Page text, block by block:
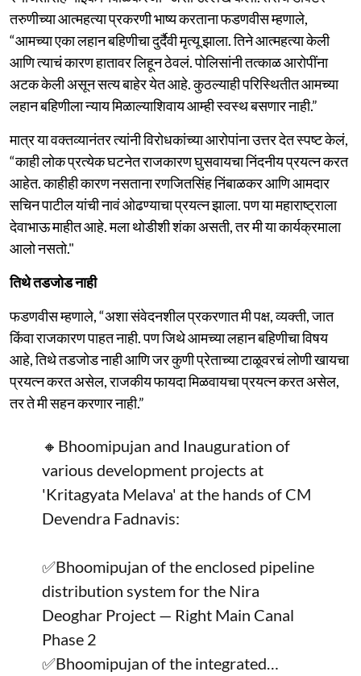
तरुणीच्या आत्महत्या प्रकरणी भाष्य करताना फडणवीस म्हणाले,
“आमच्या एका लहान बहिणीचा दुर्दैवी मृत्यू झाला. तिने आत्महत्या केली
आणि त्याचं कारण हातावर लिहून ठेवलं. पोलिसांनी तत्काळ आरोपींना
अटक केली असून सत्य बाहेर येत आहे. कुठल्याही परिस्थितीत आमच्या
लहान बहिणीला न्याय मिळाल्याशिवाय आम्ही स्वस्थ बसणार नाही.”
मात्र या वक्तव्यानंतर त्यांनी विरोधकांच्या आरोपांना उत्तर देत स्पष्ट केलं,
“काही लोक प्रत्येक घटनेत राजकारण घुसवायचा निंदनीय प्रयत्न करत
आहेत. काहीही कारण नसताना रणजितसिंह निंबाळकर आणि आमदार
सचिन पाटील यांची नावं ओढण्याचा प्रयत्न झाला. पण या महाराष्ट्राला
देवाभाऊ माहीत आहे. मला थोडीशी शंका असती, तर मी या कार्यक्रमाला
आलो नसतो."
तिथे तडजोड नाही
फडणवीस म्हणाले, “अशा संवेदनशील प्रकरणात मी पक्ष, व्यक्ती, जात
किंवा राजकारण पाहत नाही. पण जिथे आमच्या लहान बहिणीचा विषय
आहे, तिथे तडजोड नाही आणि जर कुणी प्रेताच्या टाळूवरचं लोणी खायचा
प्रयत्न करत असेल, राजकीय फायदा मिळवायचा प्रयत्न करत असेल,
तर ते मी सहन करणार नाही.”
🔸Bhoomipujan and Inauguration of
various development projects at
'Kritagyata Melava' at the hands of CM
Devendra Fadnavis:
✅Bhoomipujan of the enclosed pipeline
distribution system for the Nira
Deoghar Project — Right Main Canal
Phase 2
✅Bhoomipujan of the integrated…